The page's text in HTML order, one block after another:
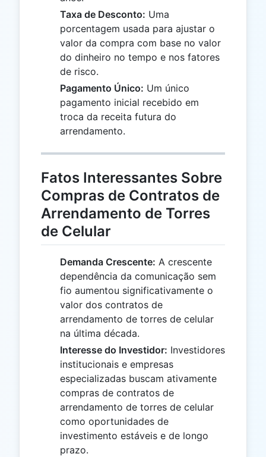
Taxa de Desconto: Uma
porcentagem usada para ajustar o
valor da compra com base no valor
do dinheiro no tempo e nos fatores
de risco.
Pagamento Único: Um único
pagamento inicial recebido em
troca da receita futura do
arrendamento.
Fatos Interessantes Sobre
Compras de Contratos de
Arrendamento de Torres
de Celular
Demanda Crescente: A crescente
dependência da comunicação sem
fio aumentou significativamente o
valor dos contratos de
arrendamento de torres de celular
na última década.
Interesse do Investidor: Investidores
institucionais e empresas
especializadas buscam ativamente
compras de contratos de
arrendamento de torres de celular
como oportunidades de
investimento estáveis ​​e de longo
prazo.